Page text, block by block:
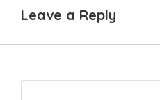
Leave a Reply